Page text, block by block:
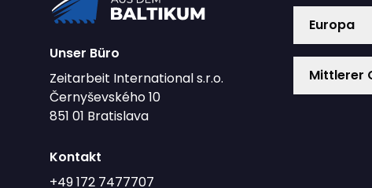
Unser Büro
Zeitarbeit International s.r.o.
Černyševského 10
851 01 Bratislava
Kontakt
+49 172 7477707
Europa
Mittlerer